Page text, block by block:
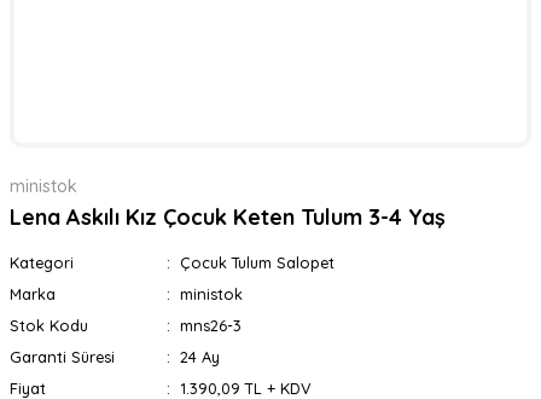
ministok
Lena Askılı Kız Çocuk Keten Tulum 3-4 Yaş
Kategori
Çocuk Tulum Salopet
Marka
ministok
Stok Kodu
mns26-3
Garanti Süresi
24 Ay
Fiyat
1.390,09 TL + KDV